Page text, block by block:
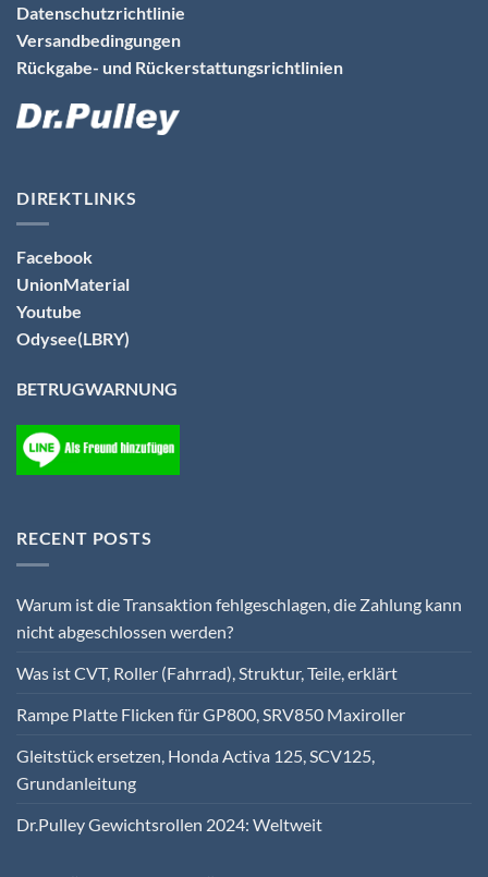
Datenschutzrichtlinie
Versandbedingungen
Rückgabe- und Rückerstattungsrichtlinien
DIREKTLINKS
Facebook
UnionMaterial
Youtube
Odysee(LBRY)
BETRUGWARNUNG
RECENT POSTS
Warum ist die Transaktion fehlgeschlagen, die Zahlung kann
nicht abgeschlossen werden?
Was ist CVT, Roller (Fahrrad), Struktur, Teile, erklärt
Rampe Platte Flicken für GP800, SRV850 Maxiroller
Gleitstück ersetzen, Honda Activa 125, SCV125,
Grundanleitung
Dr.Pulley Gewichtsrollen 2024: Weltweit